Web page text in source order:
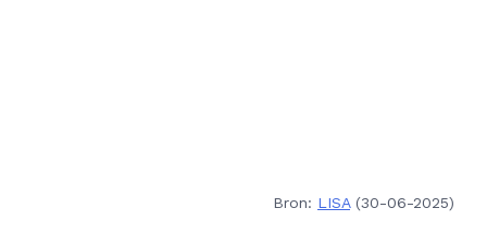
Bron: LISA(30-06-2025)